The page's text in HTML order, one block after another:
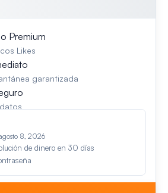
Premium
Likes
garantizada
8, 2026
de dinero en 30 días